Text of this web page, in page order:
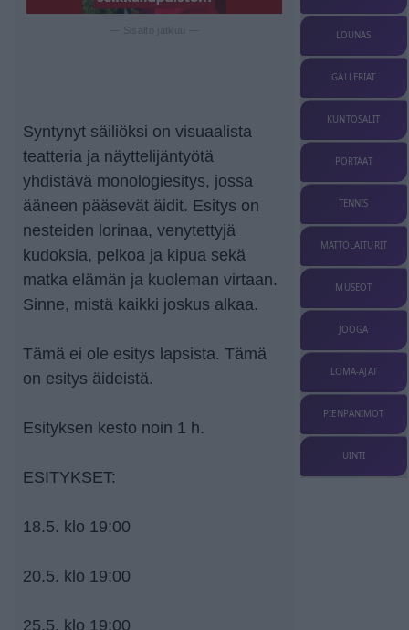
Syntynyt säiliöksi on visuaalista
teatteria ja näyttelijäntyötä
yhdistävä monologiesitys, jossa
ääneen pääsevät äidit. Esitys on
nesteiden lorinaa, venytettyjä
kudoksia, pelkoa ja kipua sekä
matka elämän ja kuoleman virtaan.
Sinne, mistä kaikki joskus alkaa.
Tämä ei ole esitys lapsista. Tämä
on esitys äideistä.
Esityksen kesto noin 1 h.
ESITYKSET:
18.5. klo 19:00
20.5. klo 19:00
25.5. klo 19:00
LOUNAS
GALLERIAT
KUNTOSALIT
PORTAAT
TENNIS
MATTOLAITURIT
MUSEOT
JOOGA
LOMA-AJAT
PIENPANIMOT
UINTI